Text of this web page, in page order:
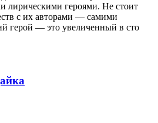
лирическими героями. Не стоит
с их авторами — самими
герой — это увеличенный в сто